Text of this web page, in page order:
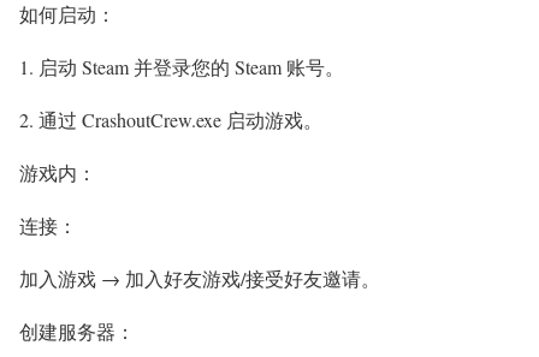
如何启动：
1. 启动 Steam 并登录您的 Steam 账号。
2. 通过 CrashoutCrew.exe 启动游戏。
游戏内：
连接：
加入游戏 → 加入好友游戏/接受好友邀请。
创建服务器：